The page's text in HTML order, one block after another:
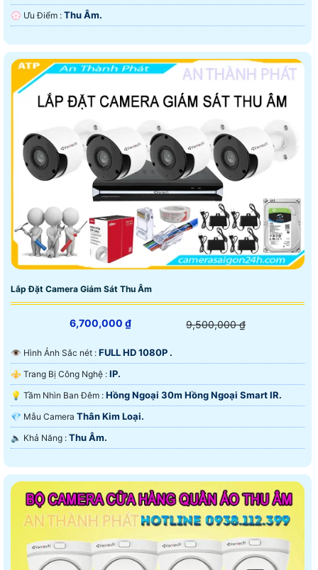
️💮 Ưu Điểm : Thu Âm.
Lắp Đặt Camera Giám Sát Thu Âm
6,700,000 ₫ 9,500,000 ₫
👁 Hình Ảnh Sắc nét : FULL HD 1080P .
⚜️ Trang Bị Công Nghệ : IP.
💡 Tầm Nhìn Ban Đêm : Hồng Ngoại 30m Hồng Ngoại Smart IR.
💎 Mẫu Camera Thân Kim Loại.
️🔈 Khả Năng : Thu Âm.